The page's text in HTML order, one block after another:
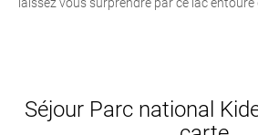
Séjour Parc national